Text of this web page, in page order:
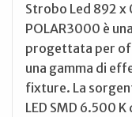
Strobo Led 892 x
POLAR3000 è
progettata per
una gamma di
fixture. La
LED SMD 6.500